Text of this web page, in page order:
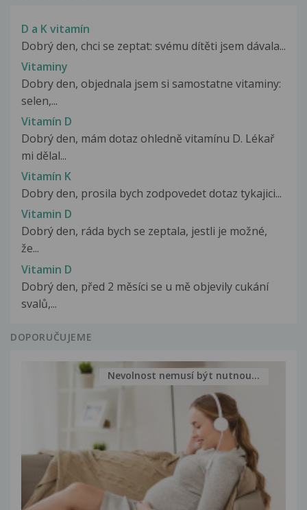
D a K vitamín
Dobrý den, chci se zeptat: svému dítěti jsem dávala...
Vitaminy
Dobry den, objednala jsem si samostatne vitaminy:
selen,...
Vitamín D
Dobrý den, mám dotaz ohledně vitamínu D. Lékař
mi dělal...
Vitamín K
Dobry den, prosila bych zodpovedet dotaz tykajici...
Vitamin D
Dobrý den, ráda bych se zeptala, jestli je možné,
že...
Vitamin D
Dobrý den, před 2 měsíci se u mě objevily cukání
svalů,...
DOPORUČUJEME
Nevolnost nemusí být nutnou...